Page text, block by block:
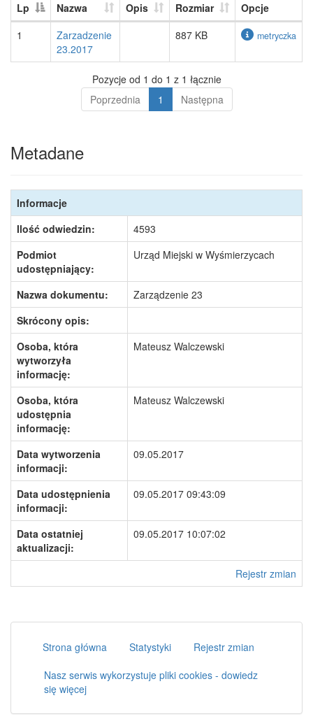
Lp Nazwa Opis Rozmiar
Opcje
1
Zarzadzenie
23.2017
887 KB metryczka
Pozycje od 1 do 1 z 1 łącznie
Poprzednia
1 Następna
Metadane
Informacje
Ilość odwiedzin:
4593
Podmiot
udostępniający:
Urząd Miejski w Wyśmierzycach
Nazwa dokumentu:
Zarządzenie 23
Skrócony opis:
Osoba, która
wytworzyła
informację:
Mateusz Walczewski
Osoba, która
udostępnia
informację:
Mateusz Walczewski
Data wytworzenia
informacji:
09.05.2017
Data udostępnienia
informacji:
09.05.2017 09:43:09
Data ostatniej
aktualizacji:
09.05.2017 10:07:02
Rejestr zmian
Strona główna Statystyki
Rejestr zmian
Nasz serwis wykorzystuje pliki cookies - dowiedz
się więcej